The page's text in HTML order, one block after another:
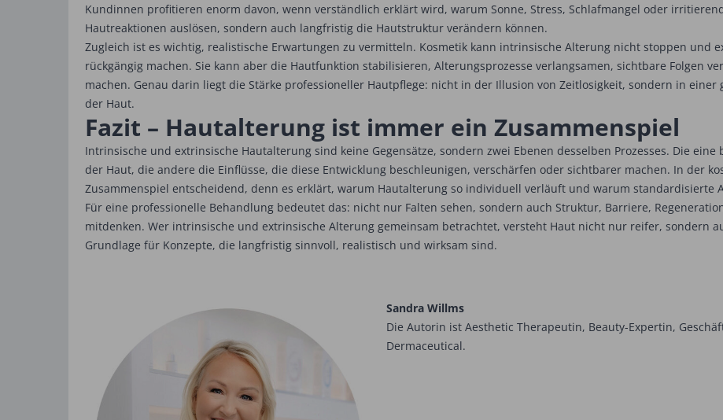
Kundinnen profitieren enorm davon, wenn verständlich erklärt wird, warum Sonne, Stress, Schlafmangel oder
Hautreaktionen auslösen, sondern auch langfristig die Hautstruktur verändern können.
Zugleich ist es wichtig, realistische Erwartungen zu vermitteln. Kosmetik kann intrinsische Alterung nicht stoppen und
rückgängig machen. Sie kann aber die Hautfunktion stabilisieren, Alterungsprozesse verlangsamen, sichtbare Folgen
machen. Genau darin liegt die Stärke professioneller Hautpflege: nicht in der Illusion von Zeitlosigkeit, sondern in
der Haut.
Fazit – Hautalterung ist immer ein Zusammenspiel
Intrinsische und extrinsische Hautalterung sind keine Gegensätze, sondern zwei Ebenen desselben Prozesses. Die
der Haut, die andere die Einflüsse, die diese Entwicklung beschleunigen, verschärfen oder sichtbarer machen. In der
Zusammenspiel entscheidend, denn es erklärt, warum Hautalterung so individuell verläuft und warum standardisierte
Für eine professionelle Behandlung bedeutet das: nicht nur Falten sehen, sondern auch Struktur, Barriere,
mitdenken. Wer intrinsische und extrinsische Alterung gemeinsam betrachtet, versteht Haut nicht nur reifer, sondern
Grundlage für Konzepte, die langfristig sinnvoll, realistisch und wirksam sind.
Sandra Willms
Die Autorin ist Aesthetic Therapeutin, Beauty-Expertin,
Dermaceutical.